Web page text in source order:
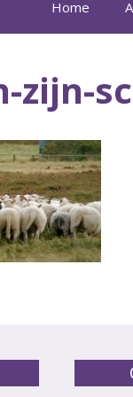
Home
zijn-